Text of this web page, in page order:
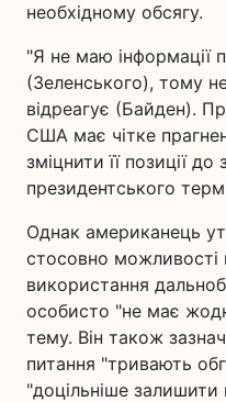
необхідному обсягу.
"Я не маю інформації
(Зеленського), тому
відреагує (Байден).
США має чітке
зміцнити її позиції
президентського
Однак американець
стосовно можливості
використання
особисто "не має
тему. Він також
питання "тривають
"доцільніше залишити